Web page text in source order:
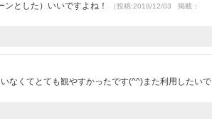
とした）いいですよね！
（投稿:2018/12/03 掲載：
なくてとても観やすかったです(^^)また利用したいで